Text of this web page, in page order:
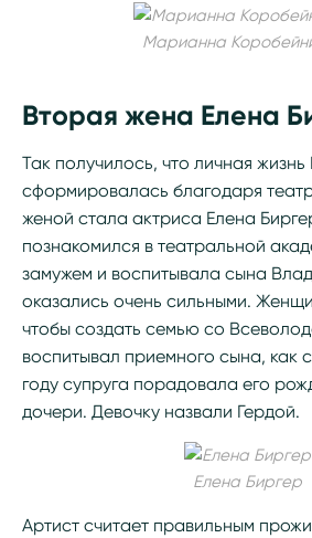
Марианна
Вторая жена Елена
Так получилось, что личная
сформировалась благодаря
женой стала актриса Елена
познакомился в театральной
замужем и воспитывала сына
оказались очень сильными.
чтобы создать семью со
воспитывал приемного сына, как
году супруга порадовала его
дочери. Девочку назвали Гердой.
Елена Биргер
Артист считает правильным